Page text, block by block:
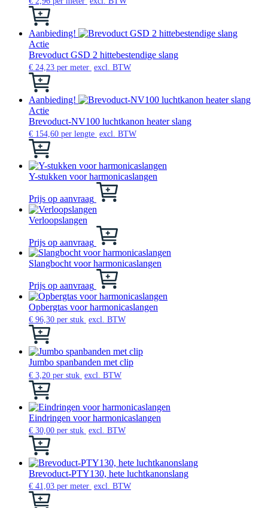
Dit
heeft
variaties.
Deze
optie
gekozen
worden
op
de
productpagina
Aanbieding!
Actie
Brevoduct GSD 2 hittebestendige slang
€ 24,23 per meter excl. BTW
Dit
heeft
variaties.
Deze
optie
gekozen
worden
de
productpagina
Aanbieding!
Actie
Brevoduct-NV100 luchtkanon heater slang
€ 154,60 per lengte excl. BTW
Dit
heeft
meerdere
Deze
optie
kan
worden
op
de
productpagina
Y-stukken voor harmonicaslangen
Prijs op aanvraag
Dit
variaties.
optie
kan
gekozen
op
de
productpagina
Verloopslangen
Prijs op aanvraag
Dit
heeft
meerdere
variaties.
optie
kan
gekozen
de
productpagina
Slangbocht voor harmonicaslangen
Prijs op aanvraag
Dit
heeft
meerdere
variaties.
kan
gekozen
worden
op
productpagina
Opbergtas voor harmonicaslangen
€ 96,30 per stuk excl. BTW
Dit
heeft
meerdere
variaties.
Deze
kan
gekozen
worden
op
productpagina
Jumbo spanbanden met clip
€ 3,20 per stuk excl. BTW
Dit
heeft
meerdere
variaties.
Deze
kan
gekozen
worden
op
Eindringen voor harmonicaslangen
€ 30,00 per stuk excl. BTW
Dit
heeft
meerdere
variaties.
Deze
Brevoduct-PTY130, hete luchtkanonslang
€ 41,03 per meter excl. BTW
Dit